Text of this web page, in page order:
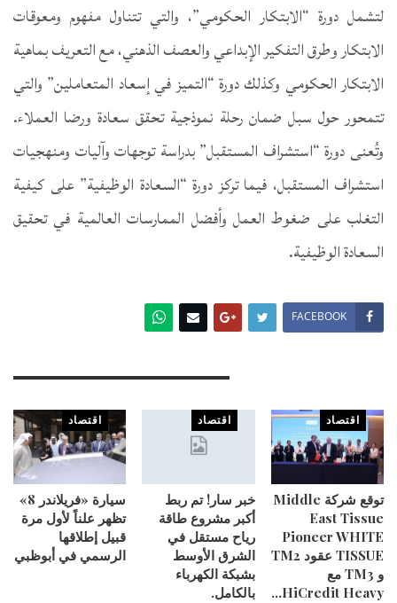
لتشمل دورة “الابتكار الحكومي”، والتي تتناول مفهوم ومعوقات
الابتكار وطرق التفكير الإبداعي والعصف الذهني، مع التعريف بماهية
الابتكار الحكومي وكذلك دورة “التميز في إسعاد المتعاملين” والتي
تتمحور حول سبل ضمان رحلة نموذجية تحقق سعادة ورضا العملاء.
وتُعنى دورة “استشراف المستقبل” بدراسة توجهات وآليات ومنهجيات
استشراف المستقبل، فيما تركز دورة “السعادة الوظيفية” على كيفية
التغلب على ضغوط العمل وأفضل الممارسات العالمية في تحقيق
السعادة الوظيفية.
FACEBOOK
اقتصاد
توقع شركة Middle
East Tissue
Pioneer WHITE
TISSUE عقود TM2
و TM3 مع
HiCredit Heavy…
اقتصاد
خبر سار! تم ربط
أكبر مشروع طاقة
رياح مستقل في
الشرق الأوسط
بشبكة الكهرباء
بالكامل.
اقتصاد
سيارة «فريلاندر 8»
تظهر علناً لأول مرة
قبيل إطلاقها
الرسمي في أبوظبي